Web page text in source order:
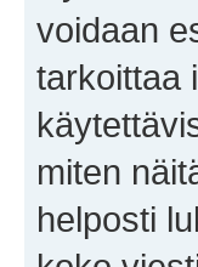
voidaan
tarkoittaa
miten
helposti